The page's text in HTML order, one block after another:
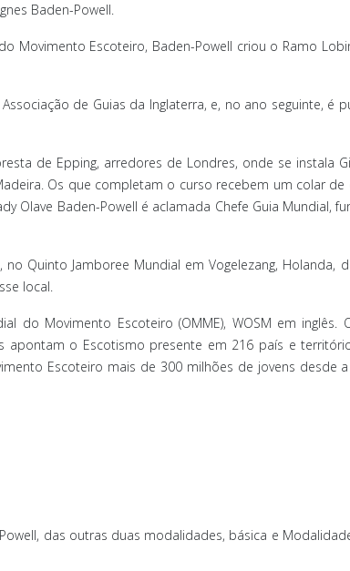
Baden-Powell.
Escoteiro, Baden-Powell criou o Ramo
de Guias da Inglaterra, e, no ano seguinte, é
de Epping, arredores de Londres, onde se instala
Os que completam o curso recebem um colar
Olave Baden-Powell é aclamada Chefe Guia Mundial,
Quinto Jamboree Mundial em Vogelezang, Holanda,
local.
do Movimento Escoteiro (OMME), WOSM em
apontam o Escotismo presente em 216 país e
Escoteiro mais de 300 milhões de jovens desde
das outras duas modalidades, básica e